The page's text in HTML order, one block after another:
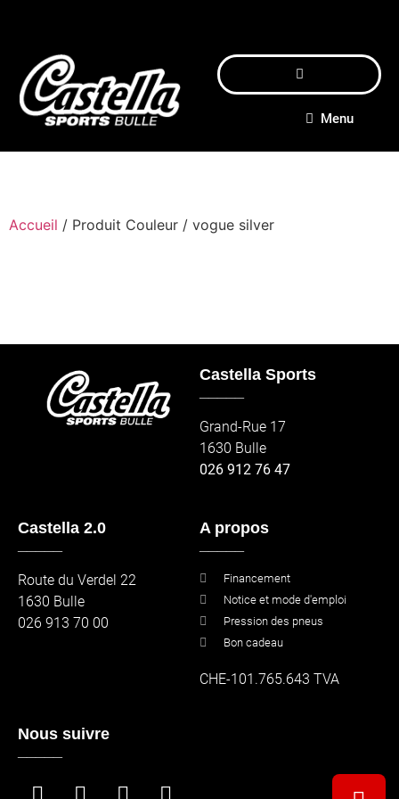
Menu
Accueil / Produit Couleur / vogue silver
Castella Sports
Grand-Rue 17
1630 Bulle
026 912 76 47
Castella 2.0
Route du Verdel 22
1630 Bulle
026 913 70 00
A propos
Financement
Notice et mode d'emploi
Pression des pneus
Bon cadeau
CHE-101.765.643 TVA
Nous suivre